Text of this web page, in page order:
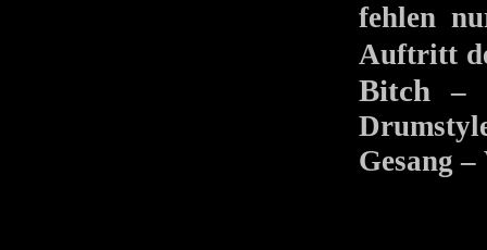
fehlen
Auftritt
Bitch –
Gesang